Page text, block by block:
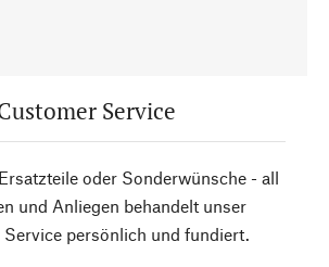
Service
oder Sonderwünsche - all
und Anliegen behandelt unser
persönlich und fundiert.